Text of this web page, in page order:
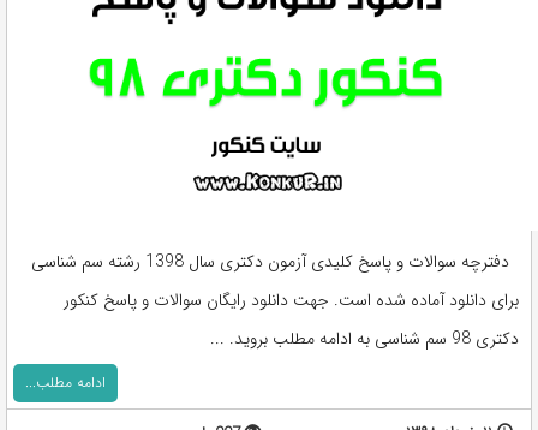
دفترچه سوالات و پاسخ کلیدی آزمون دکتری سال 1398 رشته سم شناسی
برای دانلود آماده شده است. جهت دانلود رایگان سوالات و پاسخ کنکور
دکتری 98 سم شناسی به ادامه مطلب بروید. ...
ادامه مطلب...